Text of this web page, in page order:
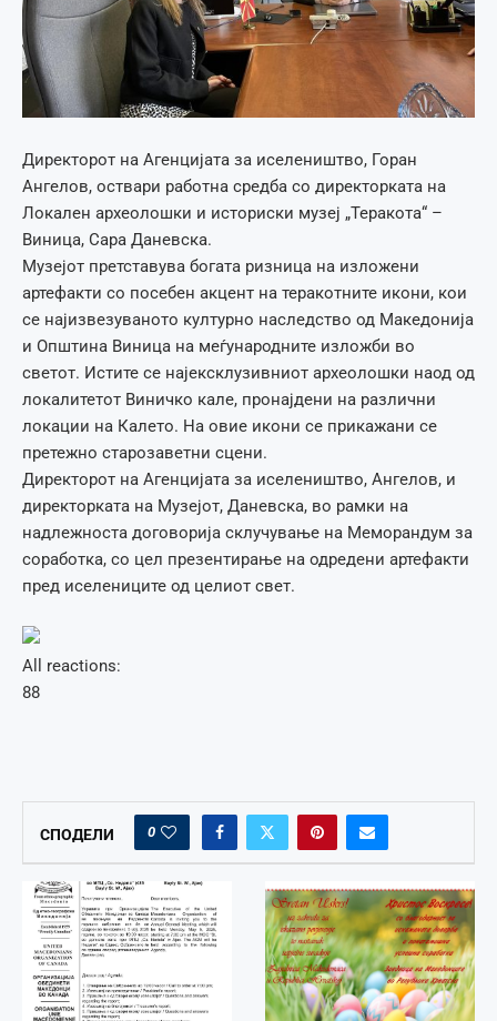
Директорот на Агенцијата за иселеништво, Горан
Ангелов, оствари работна средба со директорката на
Локален археолошки и историски музеј „Теракота“ –
Виница, Сара Даневска.
Музејот претставува богата ризница на изложени
артефакти со посебен акцент на теракотните икони, кои
се најизвезуваното културно наследство од Македонија
и Општина Виница на меѓународните изложби во
светот. Истите се најексклузивниот археолошки наод од
локалитетот Виничко кале, пронајдени на различни
локации на Калето. На овие икони се прикажани се
претежно старозаветни сцени.
Директорот на Агенцијата за иселеништво, Ангелов, и
директорката на Музејот, Даневска, во рамки на
надлежноста договорија склучување на Меморандум за
соработка, со цел презентирање на одредени артефакти
пред иселениците од целиот свет.
All reactions:
88
СПОДЕЛИ 0